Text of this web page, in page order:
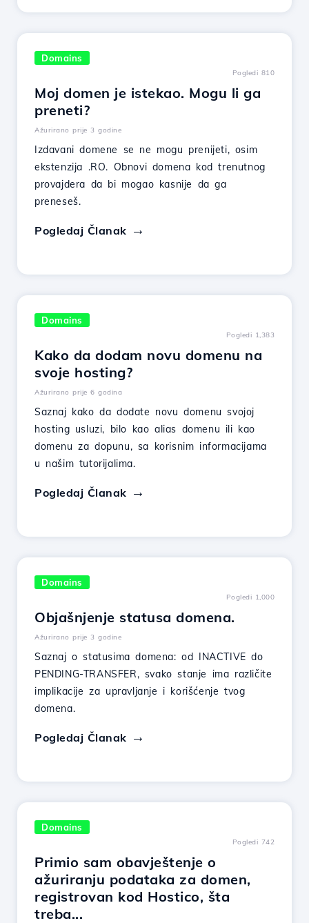
Domains
Pogledi 810
Moj domen je istekao. Mogu li ga
preneti?
Ažurirano prije 3 godine
Izdavani domene se ne mogu prenijeti, osim
ekstenzija .RO. Obnovi domena kod trenutnog
provajdera da bi mogao kasnije da ga
preneseš.
Pogledaj Članak
Domains
Pogledi 1,383
Kako da dodam novu domenu na
svoje hosting?
Ažurirano prije 6 godina
Saznaj kako da dodate novu domenu svojoj
hosting usluzi, bilo kao alias domenu ili kao
domenu za dopunu, sa korisnim informacijama
u našim tutorijalima.
Pogledaj Članak
Domains
Pogledi 1,000
Objašnjenje statusa domena.
Ažurirano prije 3 godine
Saznaj o statusima domena: od INACTIVE do
PENDING-TRANSFER, svako stanje ima različite
implikacije za upravljanje i korišćenje tvog
domena.
Pogledaj Članak
Domains
Pogledi 742
Primio sam obavještenje o
ažuriranju podataka za domen,
registrovan kod Hostico, šta
treba...